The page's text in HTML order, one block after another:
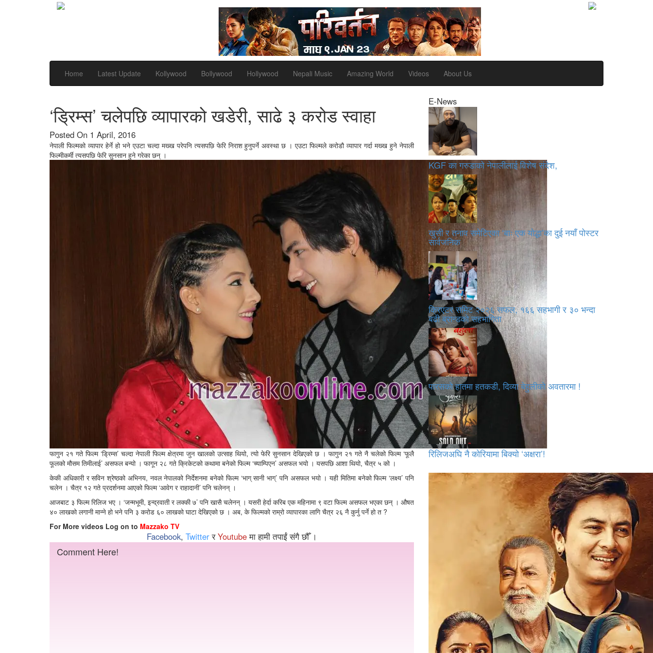
Home Latest Update Kollywood Bollywood Hollywood Nepali Music Amazing World Videos About Us
‘ड्रिम्स’ चलेपछि व्यापारको खडेरी, साढे ३ करोड स्वाहा
Posted On 1 April, 2016
नेपाली फिल्मको व्यापार हेर्ने हो भने एउटा चल्दा मख्ख परेपनि त्यसपछि फेरि निराश हुनुपर्ने अवस्था छ । एउटा फिल्मले करोडौ व्यापार गर्दा मख्ख हुने नेपाली
फिल्मीकर्मी त्यसपछि फेरि सुनसान हुने गरेका छन् ।
फागुन २१ गते फिल्म ‘ड्रिम्स’ चल्दा नेपाली फिल्म क्षेत्रमा जुन खालको उत्साह थियो, त्यो फेरि सुनसान देखिएको छ । फागुन २१ गते नै चलेको फिल्म ‘फूलै
फूलको मौसम तिमीलाई’ असफल बन्यो । फागून २८ गते क्रिकेटको कथामा बनेको फिल्म ‘च्याम्पिएन’ असफल भयो । यसपछि आशा थियो, चैत्र ५ को ।
केकी अधिकारी र सविन श्रेष्ठको अभिनय, नवल नेपालको निर्देशनमा बनेको फिल्म ‘भाग् सानी भाग्’ पनि असफल भयो । यही मितिमा बनेको फिल्म ‘लक्ष्य’ पनि
चलेन । चैत्र १२ गते प्रदर्शनमा आएको फिल्म ‘आवेग र राहादानी’ पनि चलेनन् ।
आजबाट ३ फिल्म रिलिज भए । ‘जन्मभूमी, इन्द्रवाती र लक्की ७’ पनि खासै चलेनन् । यसरी हेर्दा करिब एक महिनामा ९ वटा फिल्म असफल भएका छन् । औषत
४० लाखको लगानी मान्ने हो भने पनि ३ करोड ६० लाखको घाटा देखिएको छ । अब, के फिल्मको राम्रो व्यापारका लागि चैत्र २६ नै कुर्नु पर्ने हो त ?
For More videos Log on to Mazzako TV
Facebook, TwitterरYoutubeमा हामी तपाईं संगै छौँ ।
Comment Here!
E-News
KGF का गरुडाको नेपालीलाई विशेष संदेश,
खुसी र तनाव समेटिएका ‘बाः एक योद्धा’का दुई नयाँ पोस्टर
सार्वजनिक
क्रिएटर समिट २०२६ सफल, १६६ सहभागी र ३० भन्दा
बढी ब्रान्डको सहभागिता
पारसको हातमा हतकडी, दिव्या बेहुलीको अवतारमा !
रिलिजअघि नै कोरियामा बिक्यो ‘अक्षरा’!